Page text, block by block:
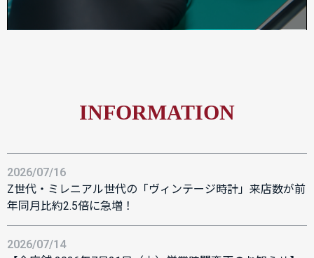
INFORMATION
2026/07/16
Z世代・ミレニアル世代の「ヴィンテージ時計」来店数が前
年同月比約2.5倍に急増！
2026/07/14